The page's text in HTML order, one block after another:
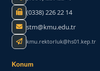
(0338) 226 22 14
stm@kmu.edu.tr
kmu.rektorluk@hs01.kep.tr
Konum